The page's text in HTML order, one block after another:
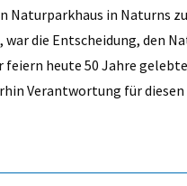
Naturparkhaus in Naturns
die Entscheidung, den
feiern heute 50 Jahre
Verantwortung für